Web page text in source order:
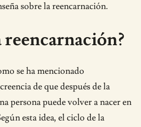
sobre la reencarnación.
reencarnación?
se ha mencionado
de que después de la
persona puede volver a nacer en
esta idea, el ciclo de la